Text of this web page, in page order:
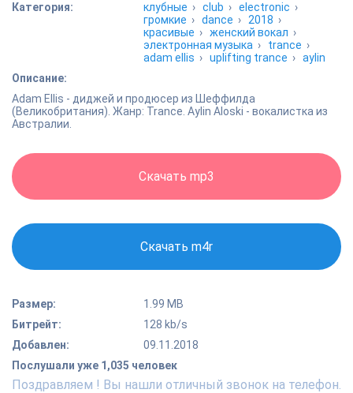
Категория:
клубные ›club ›electronic ›
громкие ›dance › 2018 ›
красивые ›женский вокал ›
электронная музыка › trance ›
adam ellis ›uplifting trance ›aylin
Описание:
Adam Ellis - диджей и продюсер из Шеффилда
(Великобритания). Жанр: Trance. Aylin Aloski - вокалистка из
Австралии.
Скачать mp3
Скачать m4r
Размер:
1.99 MB
Битрейт:
128 kb/s
Добавлен:
09.11.2018
Послушали уже 1,035 человек
Поздравляем ! Вы нашли отличный звонок на телефон.